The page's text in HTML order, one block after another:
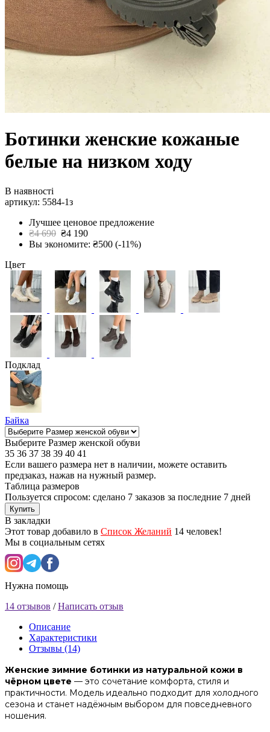
Ботинки женские кожаные
белые на низком ходу
В наявності
артикул: 5584-1з
Лучшее ценовое предложение
₴4 690 ₴4 190
Вы экономите: ₴500 (-11%)
Цвет
Подклад
Байка
Выберите Размер женской обуви
35 36 37 38 39 40 41
Если вашего размера нет в наличии, можете оставить
предзаказ, нажав на нужный размер.
Таблица размеров
Пользуется спросом: сделано 7 заказов за последние 7 дней
Купить
В закладки
Этот товар добавило в Список Желаний 14 человек!
Мы в социальным сетях
Нужна помощь
14 отзывов /Написать отзыв
Описание
Характеристики
Отзывы (14)
Женские зимние ботинки из натуральной кожи в
чёрном цвете — это сочетание комфорта, стиля и
практичности. Модель идеально подходит для холодного
сезона и станет надёжным выбором для повседневного
ношения.